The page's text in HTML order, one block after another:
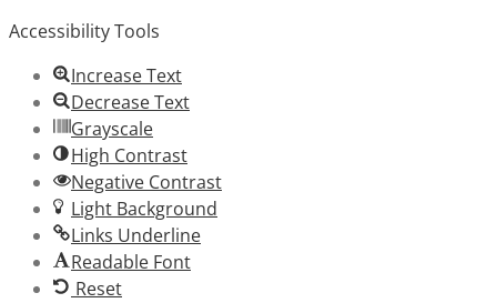
Accessibility Tools
Increase Text
Decrease Text
Grayscale
High Contrast
Negative Contrast
Light Background
Links Underline
Readable Font
Reset